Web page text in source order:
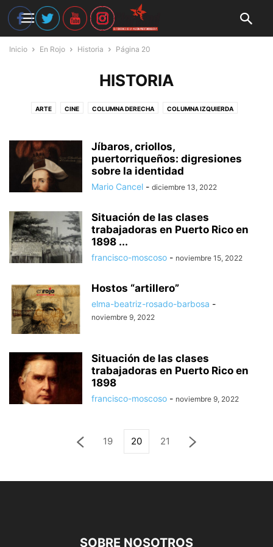
Inicio En Rojo Historia Página 20
HISTORIA
ARTE CINE COLUMNA DERECHA COLUMNA IZQUIERDA
MÚSICA NOTAS CULTURALES
SERÁ OTRA COSA TEATRO TOPOGRAFIA
Jíbaros, criollos,
puertorriqueños: digresiones
sobre la identidad
Mario Cancel - diciembre 13, 2022
Situación de las clases
trabajadoras en Puerto Rico en
1898 ...
francisco-moscoso - noviembre 15, 2022
Hostos “artillero”
elma-beatriz-rosado-barbosa -
noviembre 9, 2022
Situación de las clases
trabajadoras en Puerto Rico en
1898
francisco-moscoso - noviembre 9, 2022
19 20 21
SOBRE NOSOTROS